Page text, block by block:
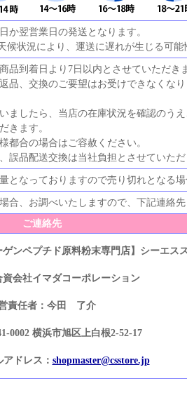
か翌営業日の発送となります。
候状況により、運送に遅れが生じる可能
品到着日より7日以内とさせていただき
品、交換のご要望はお受けできなくなり
ましたら、当店の在庫状況を確認のう
きます。
都合の場合はご容赦ください。
誤品配送交換は当社負担とさせていただ
となっておりますので売り切れとなる場
合、お調べいたしますので、下記連絡先
ご連絡先
ンペプチド原料粉末専門店】シーエス
会社イマダコーポレーション
責任者：今田 了介
0002 横浜市旭区上白根2-52-17
ドレス： shopmaster@csstore.jp